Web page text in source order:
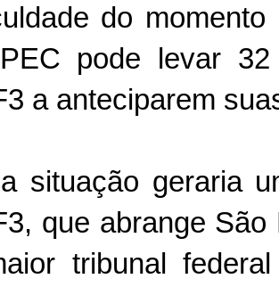
do
pode levar 32
a anteciparem
situação geraria
que abrange
tribunal